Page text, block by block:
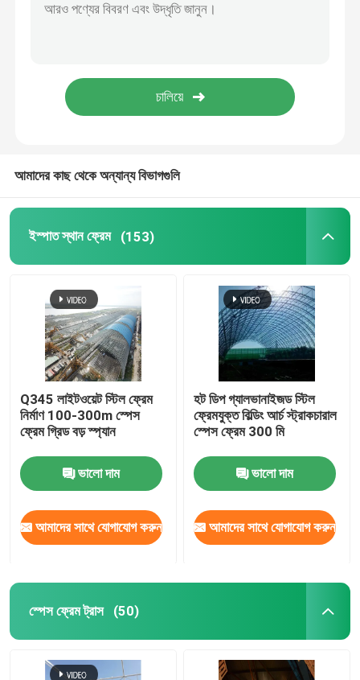
গুদাম ছাদ গঠন
আমাদের কাছ থেকে অন্যান্য বিভাগগুলি
ইস্পাত স্থান ফ্রেম (153)
Q345 লাইটওয়েট স্টিল ফ্রেম
নির্মাণ 100-300m স্পেস
ফ্রেম গ্রিড বড় স্প্যান
ভালো দাম
আমাদের সাথে যোগাযোগ করুন
হট ডিপ গ্যালভানাইজড স্টিল
ফ্রেমযুক্ত বিল্ডিং আর্চ স্ট্রাকচারাল
স্পেস ফ্রেম 300 মি
ভালো দাম
আমাদের সাথে যোগাযোগ করুন
স্পেস ফ্রেম ট্রাস (50)